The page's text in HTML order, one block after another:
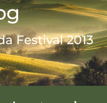
Festival 2013